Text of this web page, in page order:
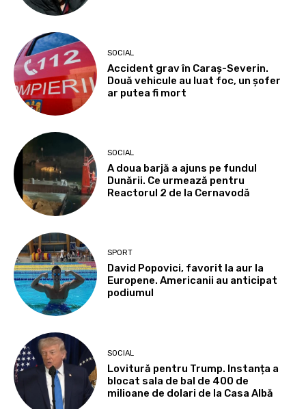
SOCIAL
Accident grav în Caraș-Severin.
Două vehicule au luat foc, un șofer
ar putea fi mort
SOCIAL
A doua barjă a ajuns pe fundul
Dunării. Ce urmează pentru
Reactorul 2 de la Cernavodă
SPORT
David Popovici, favorit la aur la
Europene. Americanii au anticipat
podiumul
SOCIAL
Lovitură pentru Trump. Instanța a
blocat sala de bal de 400 de
milioane de dolari de la Casa Albă